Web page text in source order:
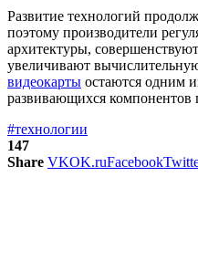
Развитие технологий
поэтому производители
архитектуры,
увеличивают
видеокарты остаются одним
развивающихся компонентов
#технологии
147
Share VKOK.ruFacebook